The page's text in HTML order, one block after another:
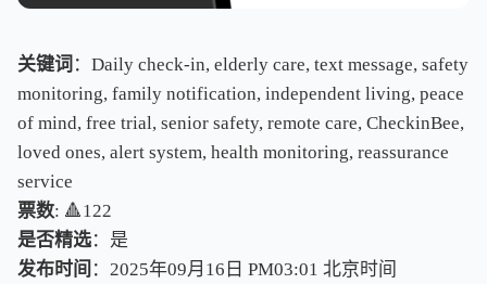
关键词 ：Daily check-in, elderly care, text message, safety
monitoring, family notification, independent living, peace
of mind, free trial, senior safety, remote care, CheckinBee,
loved ones, alert system, health monitoring, reassurance
service
票数: 🔺122
是否精选：是
发布时间 ：2025年09月16日 PM03:01 北京时间
北京时间